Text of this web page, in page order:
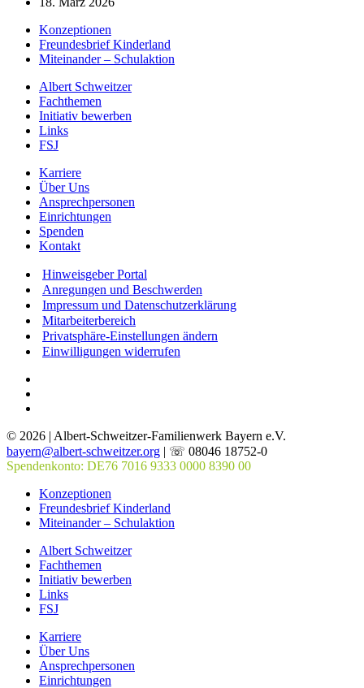
Konzeptionen
Freundesbrief Kinderland
Miteinander – Schulaktion
Albert Schweitzer
Fachthemen
Initiativ bewerben
Links
FSJ
Karriere
Über Uns
Ansprechpersonen
Einrichtungen
Spenden
Kontakt
Hinweisgeber Portal
Anregungen und Beschwerden
Impressum und Datenschutzerklärung
Mitarbeiterbereich
Privatsphäre-Einstellungen ändern
Einwilligungen widerrufen
© 2026 | Albert-Schweitzer-Familienwerk Bayern e.V.
bayern@albert-schweitzer.org | ☏ 08046 18752-0
Spendenkonto: DE76 7016 9333 0000 8390 00
Konzeptionen
Freundesbrief Kinderland
Miteinander – Schulaktion
Albert Schweitzer
Fachthemen
Initiativ bewerben
Links
FSJ
Karriere
Über Uns
Ansprechpersonen
Einrichtungen